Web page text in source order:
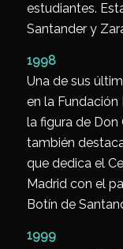
estudiantes.
Santander y
1998
Una de sus
en la Fundación
la figura de Don
también
que dedica el
Madrid con el
Botín de
1999